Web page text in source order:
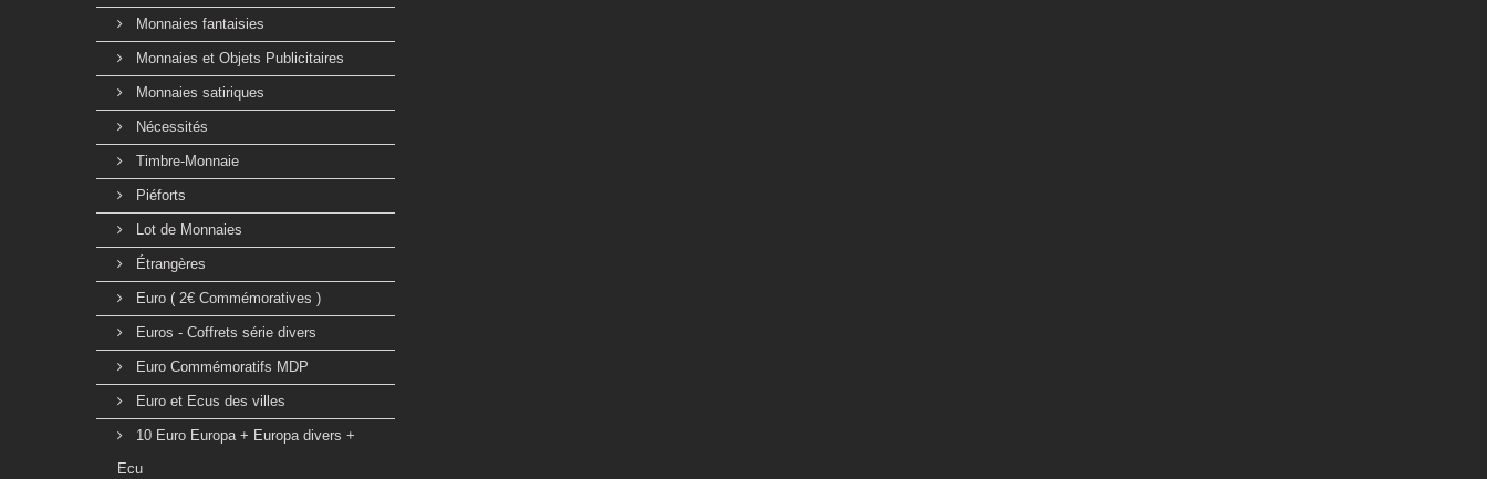
Monnaies fantaisies
Monnaies et Objets Publicitaires
Monnaies satiriques
Nécessités
Timbre-Monnaie
Piéforts
Lot de Monnaies
Étrangères
Euro ( 2€ Commémoratives )
Euros - Coffrets série divers
Euro Commémoratifs MDP
Euro et Ecus des villes
10 Euro Europa + Europa divers +
Ecu